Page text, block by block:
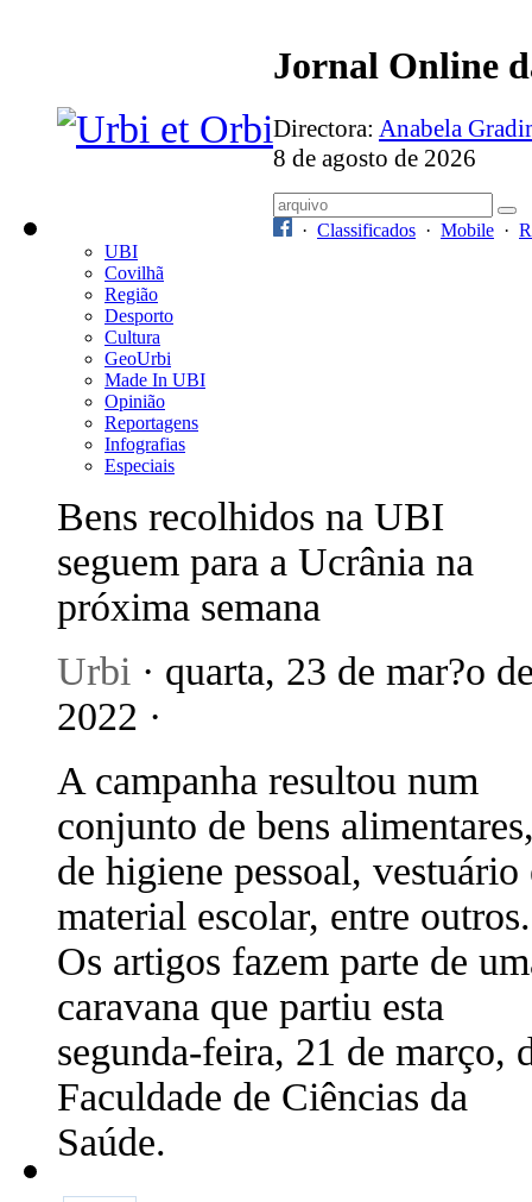
Jornal Online
Directora: Anabela
8 de agosto de 2026
· Classificados · Mobile ·
UBI
Covilhã
Região
Desporto
Cultura
GeoUrbi
Made In UBI
Opinião
Reportagens
Infografias
Especiais
Bens recolhidos na UBI
seguem para a Ucrânia na
próxima semana
Urbi · quarta, 23 de mar?o
2022 ·
A campanha resultou num
conjunto de bens
de higiene pessoal, vestuário
material escolar, entre outros.
Os artigos fazem parte de
caravana que partiu esta
segunda-feira, 21 de março,
Faculdade de Ciências da
Saúde.